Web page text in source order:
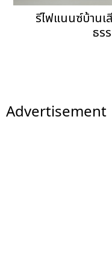
รีไฟแนนซ์บ้านเ
ธร
Advertisement